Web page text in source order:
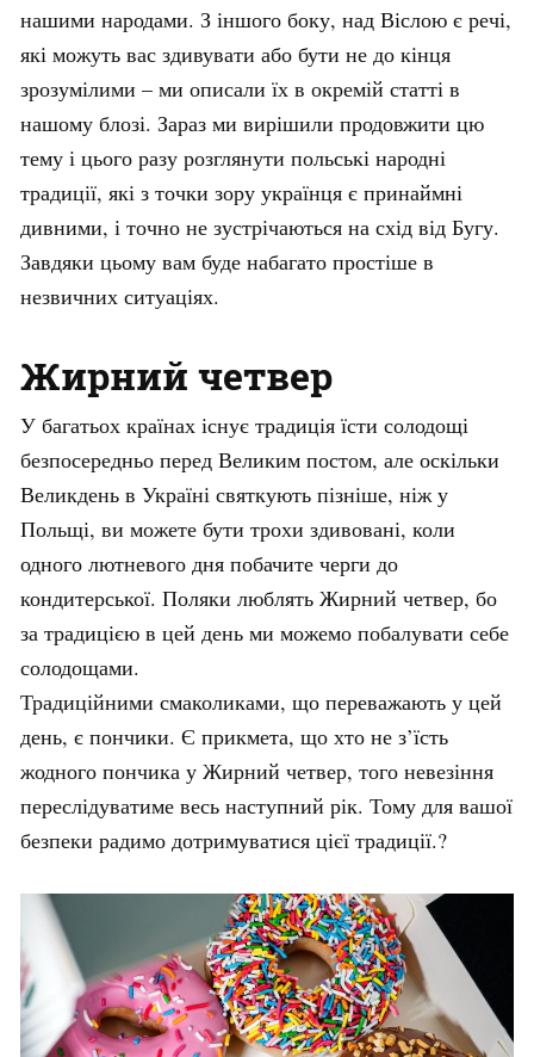
нашими народами. З іншого боку, над Віслою є речі,
які можуть вас здивувати або бути не до кінця
зрозумілими – ми описали їх в окремій статті в
нашому блозі. Зараз ми вирішили продовжити цю
тему і цього разу розглянути польські народні
традиції, які з точки зору українця є принаймні
дивними, і точно не зустрічаються на схід від Бугу.
Завдяки цьому вам буде набагато простіше в
незвичних ситуаціях.
Жирний четвер
У багатьох країнах існує традиція їсти солодощі
безпосередньо перед Великим постом, але оскільки
Великдень в Україні святкують пізніше, ніж у
Польщі, ви можете бути трохи здивовані, коли
одного лютневого дня побачите черги до
кондитерської. Поляки люблять Жирний четвер, бо
за традицією в цей день ми можемо побалувати себе
солодощами.
Традиційними смаколиками, що переважають у цей
день, є пончики. Є прикмета, що хто не з’їсть
жодного пончика у Жирний четвер, того невезіння
переслідуватиме весь наступний рік. Тому для вашої
безпеки радимо дотримуватися цієї традиції.?